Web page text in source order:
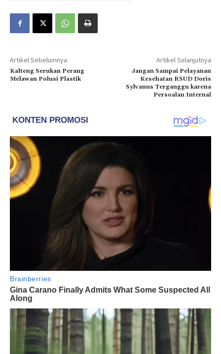
Artikel Sebelumnya
Kalteng Serukan Perang
Melawan Polusi Plastik
Artikel Selanjutnya
Jangan Sampai Pelayanan
Kesehatan RSUD Doris
Sylvanus Terganggu karena
Persoalan Internal